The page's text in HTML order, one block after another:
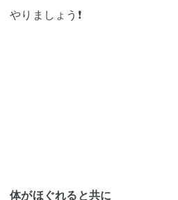
やりましょう❗️
体がほぐれると共に